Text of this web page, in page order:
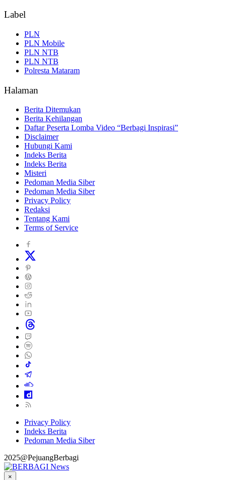
Label
PLN
PLN Mobile
PLN NTB
PLN NTB
Polresta Mataram
Halaman
Berita Ditemukan
Berita Kehilangan
Daftar Peserta Lomba Video “Berbagi Inspirasi”
Disclaimer
Hubungi Kami
Indeks Berita
Indeks Berita
Misteri
Pedoman Media Siber
Pedoman Media Siber
Privacy Policy
Redaksi
Tentang Kami
Terms of Service
Privacy Policy
Indeks Berita
Pedoman Media Siber
2025@PejuangBerbagi
×